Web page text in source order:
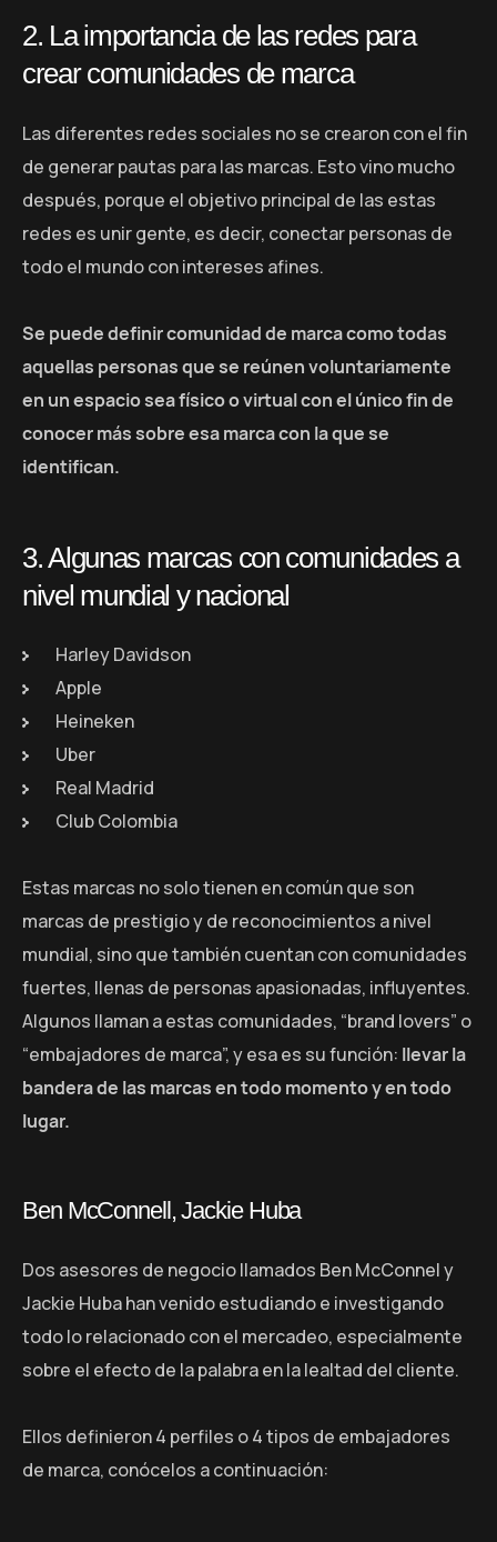
2. La importancia de las redes para
crear comunidades de marca
Las diferentes redes sociales no se crearon con el fin
de generar pautas para las marcas. Esto vino mucho
después, porque el objetivo principal de las estas
redes es unir gente, es decir, conectar personas de
todo el mundo con intereses afines.
Se puede definir comunidad de marca como todas
aquellas personas que se reúnen voluntariamente
en un espacio sea físico o virtual con el único fin de
conocer más sobre esa marca con la que se
identifican.
3. Algunas marcas con comunidades a
nivel mundial y nacional
Harley Davidson
Apple
Heineken
Uber
Real Madrid
Club Colombia
Estas marcas no solo tienen en común que son
marcas de prestigio y de reconocimientos a nivel
mundial, sino que también cuentan con comunidades
fuertes, llenas de personas apasionadas, influyentes.
Algunos llaman a estas comunidades, “brand lovers” o
“embajadores de marca”, y esa es su función: llevar la
bandera de las marcas en todo momento y en todo
lugar.
Ben McConnell, Jackie Huba
Dos asesores de negocio llamados Ben McConnel y
Jackie Huba han venido estudiando e investigando
todo lo relacionado con el mercadeo, especialmente
sobre el efecto de la palabra en la lealtad del cliente.
Ellos definieron 4 perfiles o 4 tipos de embajadores
de marca, conócelos a continuación: